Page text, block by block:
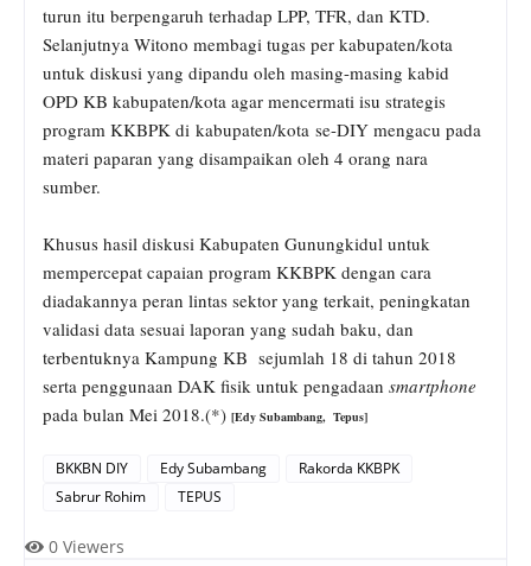
turun itu berpengaruh terhadap LPP, TFR, dan KTD.
Selanjutnya Witono membagi tugas per kabupaten/kota
untuk diskusi yang dipandu oleh masing-masing kabid
OPD KB kabupaten/kota agar mencermati isu strategis
program KKBPK di kabupaten/kota se-DIY mengacu pada
materi paparan yang disampaikan oleh 4 orang nara
sumber.
Khusus hasil diskusi Kabupaten Gunungkidul untuk
mempercepat capaian program KKBPK dengan cara
diadakannya peran lintas sektor yang terkait, peningkatan
validasi data sesuai laporan yang sudah baku, dan
terbentuknya Kampung KB sejumlah 18 di tahun 2018
serta penggunaan DAK fisik untuk pengadaan smartphone
pada bulan Mei 2018.(*) [Edy Subambang, Tepus]
BKKBN DIY Edy Subambang
Rakorda KKBPK
Sabrur Rohim
TEPUS
0 Viewers